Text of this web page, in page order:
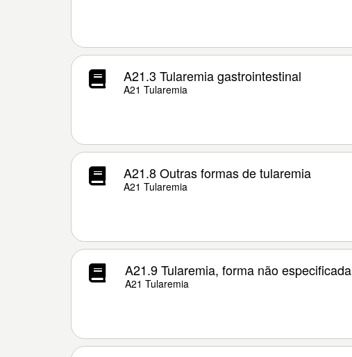
A21.3 Tularemia gastrointestinal
A21 Tularemia
A21.8 Outras formas de tularemia
A21 Tularemia
A21.9 Tularemia, forma não especificada
A21 Tularemia